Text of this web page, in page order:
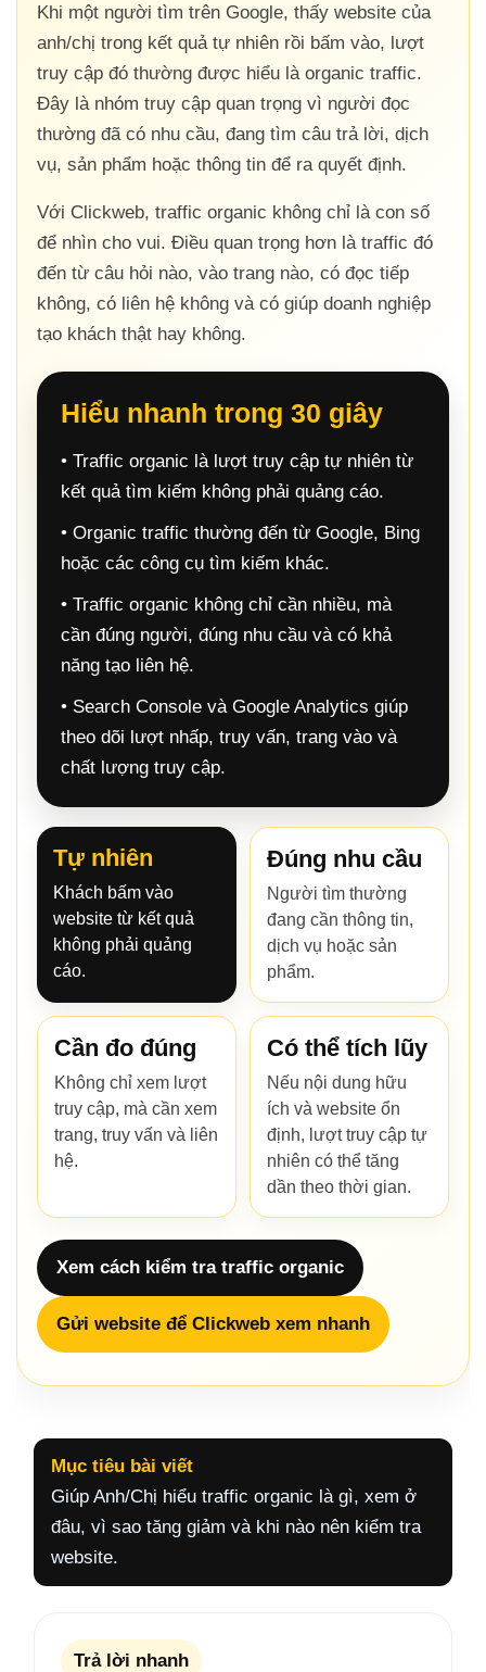
Khi một người tìm trên Google, thấy website của
anh/chị trong kết quả tự nhiên rồi bấm vào, lượt
truy cập đó thường được hiểu là organic traffic.
Đây là nhóm truy cập quan trọng vì người đọc
thường đã có nhu cầu, đang tìm câu trả lời, dịch
vụ, sản phẩm hoặc thông tin để ra quyết định.
Với Clickweb, traffic organic không chỉ là con số
để nhìn cho vui. Điều quan trọng hơn là traffic đó
đến từ câu hỏi nào, vào trang nào, có đọc tiếp
không, có liên hệ không và có giúp doanh nghiệp
tạo khách thật hay không.
Hiểu nhanh trong 30 giây
• Traffic organic là lượt truy cập tự nhiên từ
kết quả tìm kiếm không phải quảng cáo.
• Organic traffic thường đến từ Google, Bing
hoặc các công cụ tìm kiếm khác.
• Traffic organic không chỉ cần nhiều, mà
cần đúng người, đúng nhu cầu và có khả
năng tạo liên hệ.
• Search Console và Google Analytics giúp
theo dõi lượt nhấp, truy vấn, trang vào và
chất lượng truy cập.
Tự nhiên
Khách bấm vào
website từ kết quả
không phải quảng
cáo.
Đúng nhu cầu
Người tìm thường
đang cần thông tin,
dịch vụ hoặc sản
phẩm.
Cần đo đúng
Không chỉ xem lượt
truy cập, mà cần xem
trang, truy vấn và liên
hệ.
Có thể tích lũy
Nếu nội dung hữu
ích và website ổn
định, lượt truy cập tự
nhiên có thể tăng
dần theo thời gian.
Xem cách kiểm tra traffic organic
Gửi website để Clickweb xem nhanh
Mục tiêu bài viết
Giúp Anh/Chị hiểu traffic organic là gì, xem ở
đâu, vì sao tăng giảm và khi nào nên kiểm tra
website.
Trả lời nhanh